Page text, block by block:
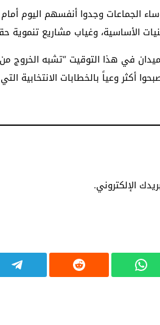
الجماعات وجدوا أنفسهم اليوم
الأساسية، وغياب مشاريع تنموية
في هذا التوقيت “تشبه الخروج
أكثر وعياً بالخطابات الانتخابية
الإلكتروني.